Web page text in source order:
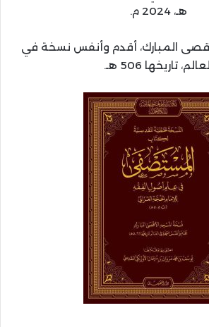
هـ، 2024 م.
المبارك، أقدم وأنفس نسخة في
تاريخها 506 هـ.